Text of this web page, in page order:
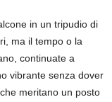
in un tripudio di
ma il tempo o la
continuate a
vibrante senza dover
meritano un posto